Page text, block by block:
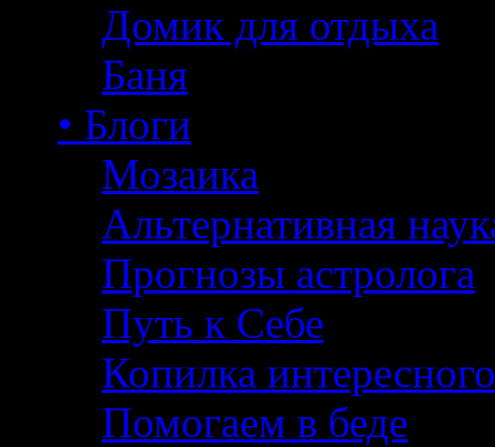
Домик для отдыха
Баня
• Блоги
Мозаика
Альтернативная
Прогнозы астролога
Путь к Себе
Копилка интересного
Помогаем в беде